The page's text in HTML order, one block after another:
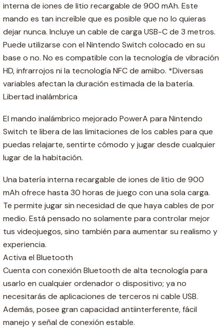
interna de iones de litio recargable de 900 mAh. Este
mando es tan increíble que es posible que no lo quieras
dejar nunca. Incluye un cable de carga USB-C de 3 metros.
Puede utilizarse con el Nintendo Switch colocado en su
base o no. No es compatible con la tecnología de vibración
HD, infrarrojos ni la tecnología NFC de amiibo. *Diversas
variables afectan la duración estimada de la batería.
Libertad inalámbrica
El mando inalámbrico mejorado PowerA para Nintendo
Switch te libera de las limitaciones de los cables para que
puedas relajarte, sentirte cómodo y jugar desde cualquier
lugar de la habitación.
Una batería interna recargable de iones de litio de 900
mAh ofrece hasta 30 horas de juego con una sola carga.
Te permite jugar sin necesidad de que haya cables de por
medio. Está pensado no solamente para controlar mejor
tus videojuegos, sino también para aumentar su realismo y
experiencia.
Activa el Bluetooth
Cuenta con conexión Bluetooth de alta tecnología para
usarlo en cualquier ordenador o dispositivo; ya no
necesitarás de aplicaciones de terceros ni cable USB.
Además, posee gran capacidad antiinterferente, fácil
manejo y señal de conexión estable.